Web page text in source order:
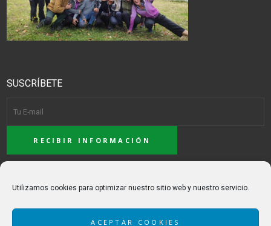
Utilizamos cookies para optimizar nuestro sitio web y nuestro servicio.
ACEPTAR COOKIES
SUSCRÍBETE